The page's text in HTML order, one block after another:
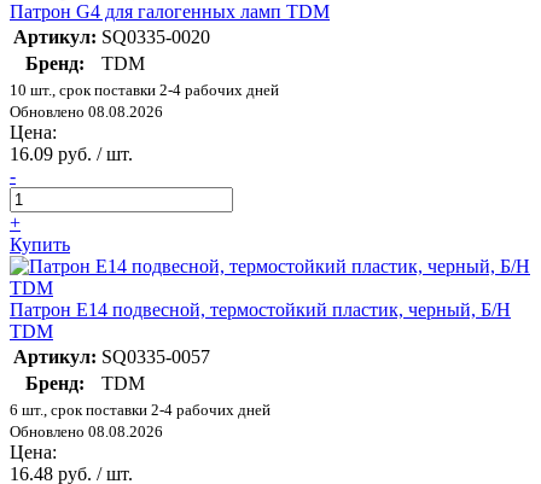
Патрон G4 для галогенных ламп TDM
Артикул: SQ0335-0020
Бренд:
TDM
10 шт., срок поставки 2-4 рабочих дней
Обновлено 08.08.2026
Цена:
16.09 руб. / шт.
-
+
Купить
Патрон Е14 подвесной, термостойкий пластик, черный, Б/Н
TDM
Артикул: SQ0335-0057
Бренд:
TDM
6 шт., срок поставки 2-4 рабочих дней
Обновлено 08.08.2026
Цена:
16.48 руб. / шт.